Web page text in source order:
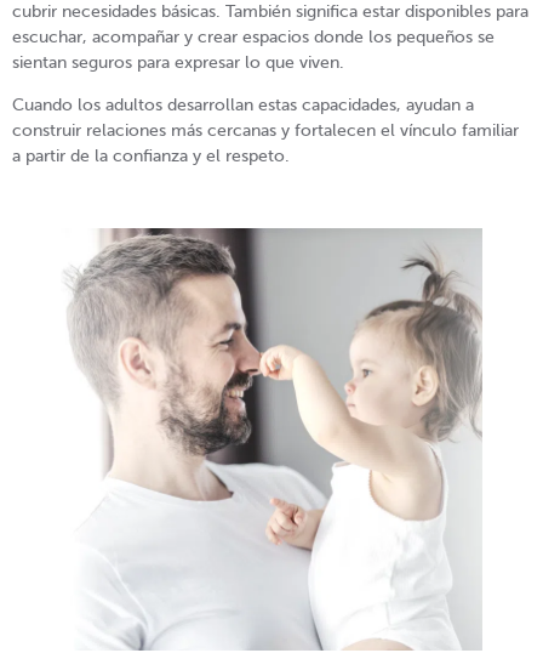
cubrir necesidades básicas. También significa estar disponibles para
escuchar, acompañar y crear espacios donde los pequeños se
sientan seguros para expresar lo que viven.
Cuando los adultos desarrollan estas capacidades, ayudan a
construir relaciones más cercanas y fortalecen el vínculo familiar
a partir de la confianza y el respeto.